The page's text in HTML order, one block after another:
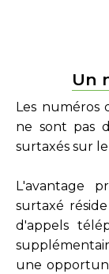
Un
Les numéros
ne sont pas
surtaxés sur
L'avantage
surtaxé
d'appels
une